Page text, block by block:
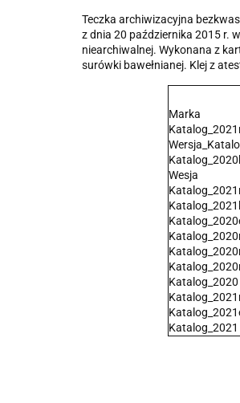
Teczka archiwizacyjna
z dnia 20 października 2015 r.
niearchiwalnej. Wykonana z
surówki bawełnianej. Klej z
Marka
Wesja
Katalog_2020
Katalog_2021